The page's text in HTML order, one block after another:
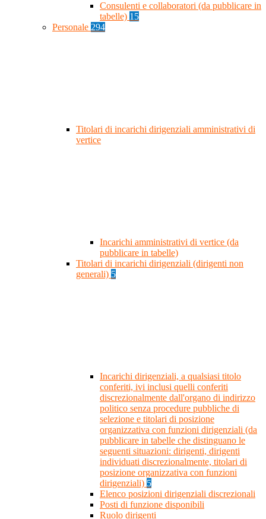
Consulenti e collaboratori (da pubblicare in
tabelle) 15
Personale 294
Titolari di incarichi dirigenziali amministrativi di
vertice
Incarichi amministrativi di vertice (da
pubblicare in tabelle)
Titolari di incarichi dirigenziali (dirigenti non
generali) 5
Incarichi dirigenziali, a qualsiasi titolo
conferiti, ivi inclusi quelli conferiti
discrezionalmente dall'organo di indirizzo
politico senza procedure pubbliche di
selezione e titolari di posizione
organizzativa con funzioni dirigenziali (da
pubblicare in tabelle che distinguano le
seguenti situazioni: dirigenti, dirigenti
individuati discrezionalmente, titolari di
posizione organizzativa con funzioni
dirigenziali) 5
Elenco posizioni dirigenziali discrezionali
Posti di funzione disponibili
Ruolo dirigenti